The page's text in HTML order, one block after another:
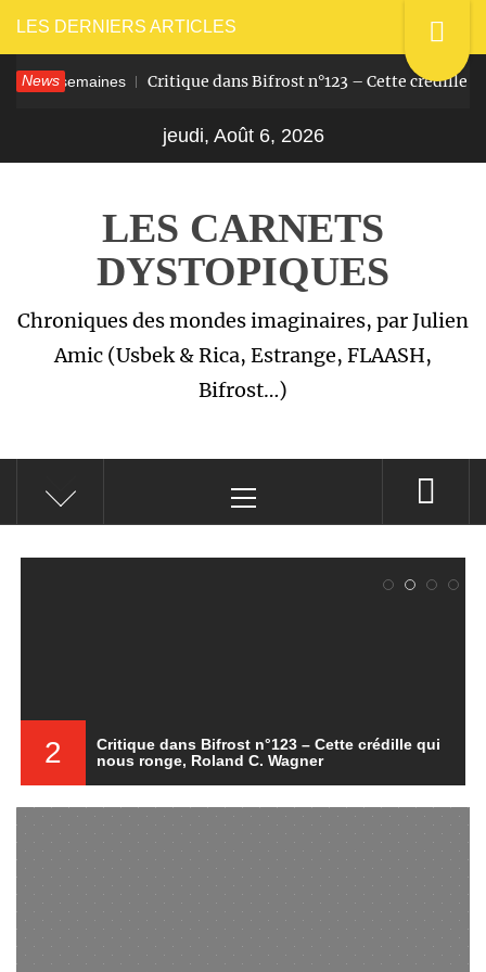
Passer
au
contenu
LES DERNIERS ARTICLES
News
2 semaines Critique dans Bifrost n°123 – Cette crédille qui
jeudi, Août 6, 2026
LES CARNETS
DYSTOPIQUES
Chroniques des mondes imaginaires, par Julien
Amic (Usbek & Rica, Estrange, FLAASH,
Bifrost…)
principal
2
Critique dans Bifrost n°123 – Cette crédille qui
nous ronge, Roland C. Wagner